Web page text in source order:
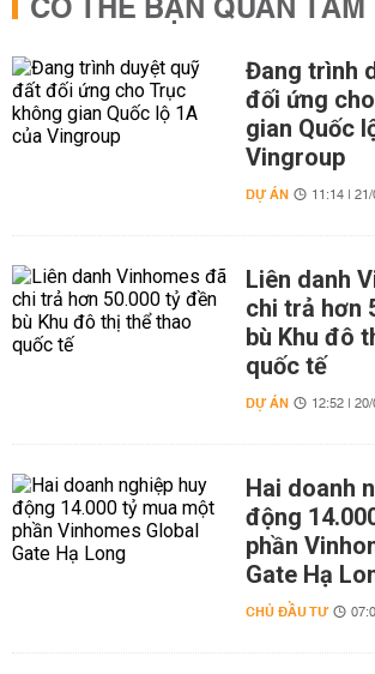
Đang trình
đối ứng
gian Quốc
Vingroup
DỰ ÁN 11:14 |
Liên danh
chi trả hơn
bù Khu đô
quốc tế
DỰ ÁN 12:52 |
Hai doanh
động
phần
Gate Hạ
CHỦ ĐẦU TƯ